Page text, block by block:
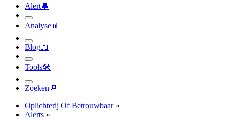
Alert🔔︎
Analyse📊︎
Blog📖︎
Tools🛠︎
Zoeken🔎︎
Oplichterij Of Betrouwbaar»
Alerts »